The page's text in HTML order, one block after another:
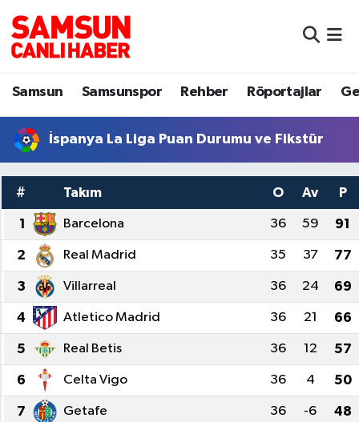
Samsun Samsunspor Rehber Röportajlar
İspanya La Liga Puan Durumu ve Fikstür
# Takım O Av P
1 Barcelona 36 59 91
2 Real Madrid 35 37 77
3 Villarreal 36 24 69
4 Atletico Madrid 36 21 66
5 Real Betis 36 12 57
6 Celta Vigo 36 4 50
7 Getafe 36 -6 48
Samsun
Sokak Röportajları
Dünya
Eğitim
Sağlık
Yemek
Manşet Haberi
Samsun Nöbetçi Eczaneler
Samsun Hava Durumu
Samsun Namaz Vakitleri
Süper Lig Puan Durumu ve Fikstür
Tüm Manşetler
Son Dakika Haberleri
Haber Arşivi